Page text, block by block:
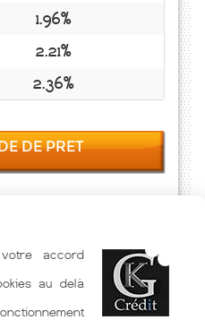
1.96%
2.21%
2.36%
DE PRET
Voisey) toutes les semaines.
partenaires bancaires. Meilleur
indicatif fonction des
accord
au delà